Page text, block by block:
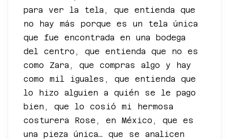
para ver la tela, que entienda que
no hay más porque es un tela única
que fue encontrada en una bodega
del centro, que entienda que no es
como Zara, que compras algo y hay
como mil iguales, que entienda que
lo hizo alguien a quién se le pago
bien, que lo cosió mi hermosa
costurera Rose, en México, que es
una pieza única… que se analicen